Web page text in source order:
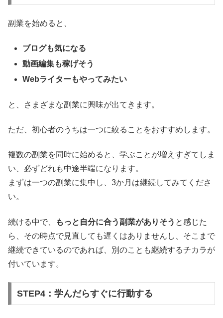
副業を始めると、
ブログも気になる
動画編集も稼げそう
Webライターもやってみたい
と、さまざまな副業に興味が出てきます。
ただ、初心者のうちは一つに絞ることをおすすめします。
複数の副業を同時に始めると、学ぶことが増えすぎてしま
い、必ずどれも中途半端になります。
まずは一つの副業に集中し、3か月は継続してみてくださ
い。
続ける中で、 もっと自分に合う副業がありそう と感じた
ら、その時点で見直しても遅くはありませんし、そこまで
継続できているのであれば、別のことも継続するチカラが
付いています。
STEP4：学んだらすぐに行動する